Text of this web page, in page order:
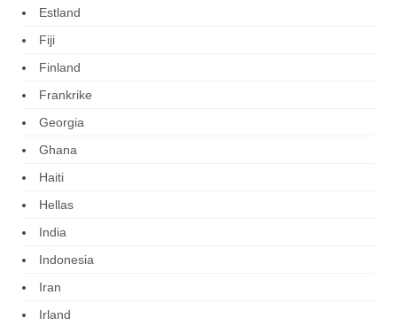
Estland
Fiji
Finland
Frankrike
Georgia
Ghana
Haiti
Hellas
India
Indonesia
Iran
Irland